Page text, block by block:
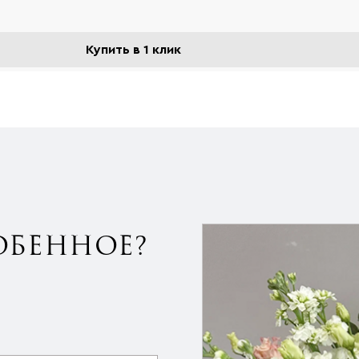
Купить в 1 клик